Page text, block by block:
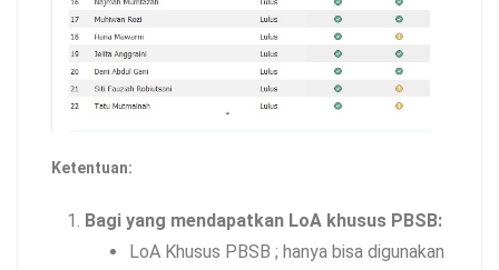
Ketentuan:
Bagi yang mendapatkan LoA khusus PBSB:
LoA Khusus PBSB ; hanya bisa digunakan